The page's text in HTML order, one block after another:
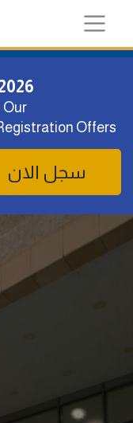
from Our
Offers
سجل الان